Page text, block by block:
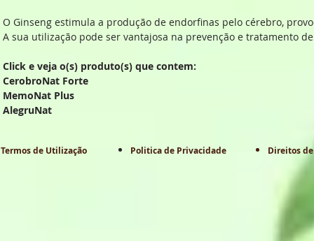
O Ginseng estimula a produção de endorfinas pelo cérebro,
A sua utilização pode ser vantajosa na prevenção e tratamento
Click e veja o(s) produto(s) que contem:
CerobroNat Forte
MemoNat Plus
AlegruNat
Termos de Utilização Politica de Privacidade Direitos